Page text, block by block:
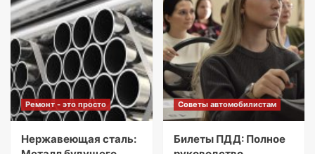
Ремонт - это просто
Нержавеющая сталь:
Советы автомобилистам
Билеты ПДД: Полное